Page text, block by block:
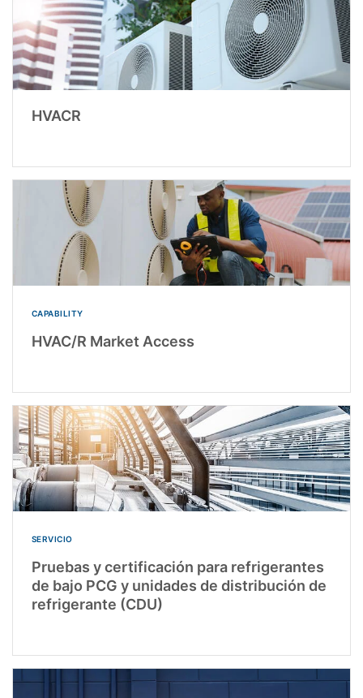
HVACR
CAPABILITY
HVAC/R Market Access
SERVICIO
Pruebas y certificación para refrigerantes
de bajo PCG y unidades de distribución de
refrigerante (CDU)